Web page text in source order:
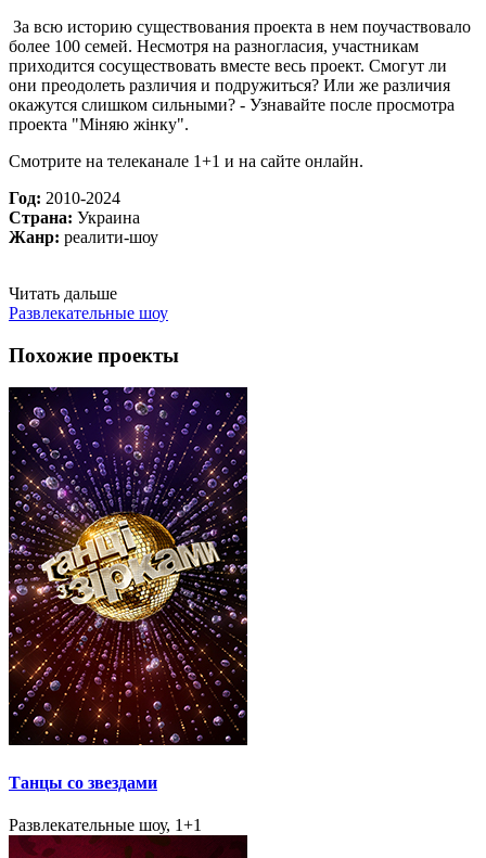
За всю историю существования проекта в нем поучаствовало
более 100 семей. Несмотря на разногласия, участникам
приходится сосуществовать вместе весь проект. Смогут ли
они преодолеть различия и подружиться? Или же различия
окажутся слишком сильными? - Узнавайте после просмотра
проекта "Міняю жінку".
Смотрите на телеканале 1+1 и на сайте онлайн.
Год: 2010-2024
Страна: Украина
Жанр: реалити-шоу
Читать дальше
Развлекательные шоу
Похожие проекты
Танцы со звездами
Развлекательные шоу, 1+1